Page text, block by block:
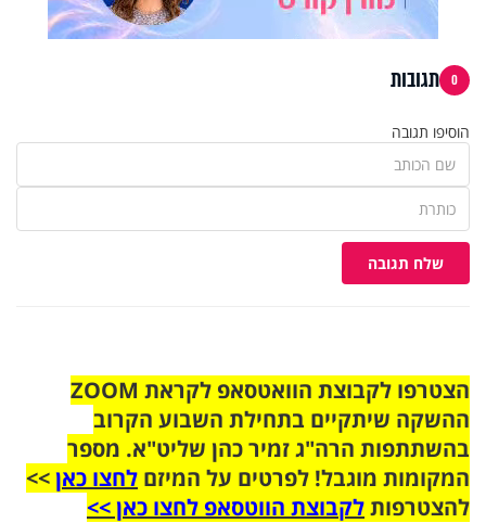
0 תגובות
הוסיפו תגובה
שלח תגובה
הצטרפו לקבוצת הוואטסאפ לקראת ZOOM
ההשקה שיתקיים בתחילת השבוע הקרוב
בהשתתפות הרה"ג זמיר כהן שליט"א. מספר
המקומות מוגבל! לפרטים על המיזם לחצו כאן>>
להצטרפותלקבוצת הווטסאפ לחצו כאן >>